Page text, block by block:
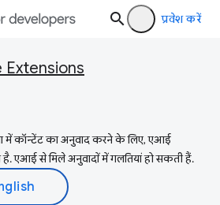
प्रवेश करें
Extensions
में कॉन्टेंट का अनुवाद करने के लिए, एआई
एआई से मिले अनुवादों में गलतियां हो सकती हैं.